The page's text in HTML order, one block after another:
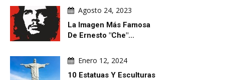
Agosto 24, 2023
La Imagen Más Famosa
De Ernesto "Che"...
Enero 12, 2024
10 Estatuas Y Esculturas